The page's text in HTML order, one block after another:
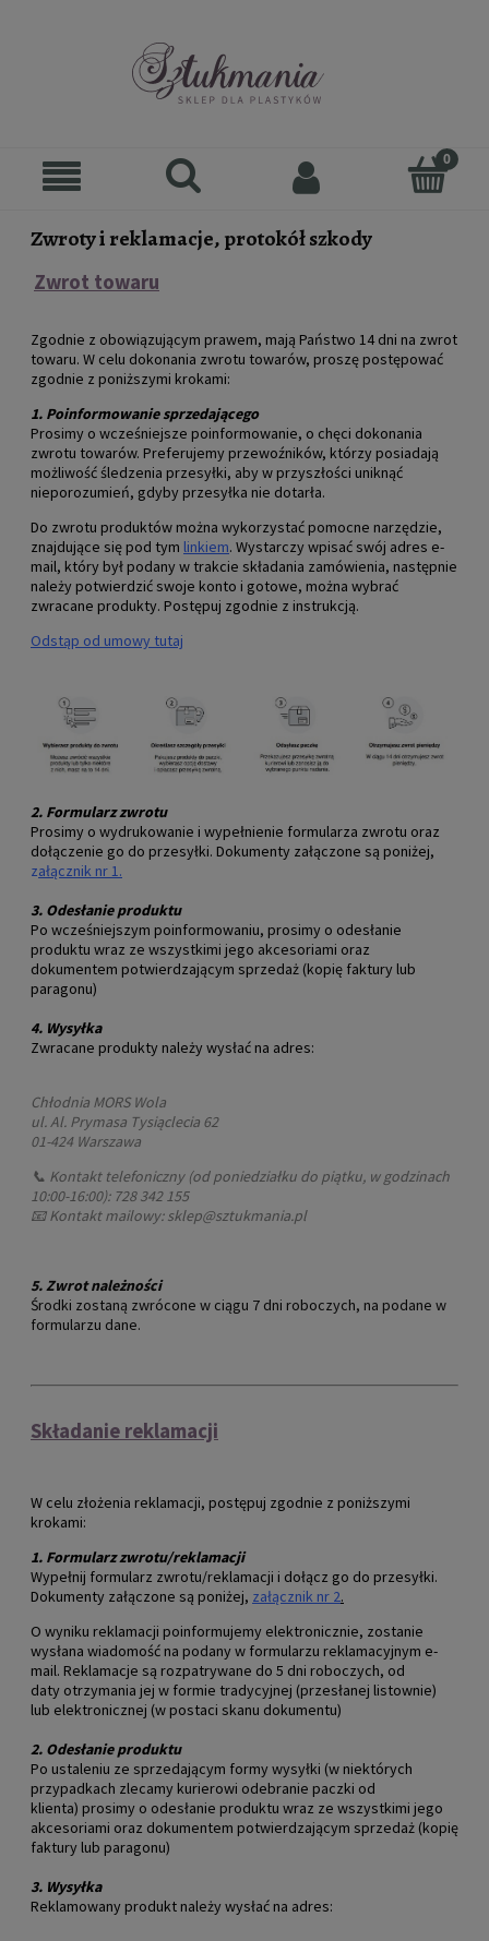
Zwroty i reklamacje, protokół szkody
Zwrot towaru
Zgodnie z obowiązującym prawem, mają Państwo 14 dni na zwrot
towaru. W celu dokonania zwrotu towarów, proszę postępować
zgodnie z poniższymi krokami:
1. Poinformowanie sprzedającego
Prosimy o wcześniejsze poinformowanie, o chęci dokonania
zwrotu towarów. Preferujemy przewoźników, którzy posiadają
możliwość śledzenia przesyłki, aby w przyszłości uniknąć
nieporozumień, gdyby przesyłka nie dotarła.
Do zwrotu produktów można wykorzystać pomocne narzędzie,
znajdujące się pod tym linkiem. Wystarczy wpisać swój adres e-
mail, który był podany w trakcie składania zamówienia, następnie
należy potwierdzić swoje konto i gotowe, można wybrać
zwracane produkty. Postępuj zgodnie z instrukcją.
Odstąp od umowy tutaj
2. Formularz zwrotu
Prosimy o wydrukowanie i wypełnienie formularza zwrotu oraz
dołączenie go do przesyłki. Dokumenty załączone są poniżej,
załącznik nr 1.
3. Odesłanie produktu
Po wcześniejszym poinformowaniu, prosimy o odesłanie
produktu wraz ze wszystkimi jego akcesoriami oraz
dokumentem potwierdzającym sprzedaż (kopię faktury lub
paragonu)
4. Wysyłka
Zwracane produkty należy wysłać na adres:
Chłodnia MORS Wola
ul. Al. Prymasa Tysiąclecia 62
01-424 Warszawa
📞 Kontakt telefoniczny (od poniedziałku do piątku, w godzinach
10:00-16:00): 728 342 155
📧 Kontakt mailowy: sklep@sztukmania.pl
5.Zwrot należności
Środki zostaną zwrócone w ciągu 7 dni roboczych, na podane w
formularzu dane.
Składanie reklamacji
W celu złożenia reklamacji, postępuj zgodnie z poniższymi
krokami:
1. Formularz zwrotu/reklamacji
Wypełnij formularz zwrotu/reklamacji i dołącz go do przesyłki.
Dokumenty załączone są poniżej, załącznik nr 2.
O wyniku reklamacji poinformujemy elektronicznie, zostanie
wysłana wiadomość na podany w formularzu reklamacyjnym e-
mail. Reklamacje są rozpatrywane do 5 dni roboczych, od
daty otrzymania jej w formie tradycyjnej (przesłanej listownie)
lub elektronicznej (w postaci skanu dokumentu)
2. Odesłanie produktu
Po ustaleniu ze sprzedającym formy wysyłki (w niektórych
przypadkach zlecamy kurierowi odebranie paczki od
klienta) prosimy o odesłanie produktu wraz ze wszystkimi jego
akcesoriami oraz dokumentem potwierdzającym sprzedaż (kopię
faktury lub paragonu)
3. Wysyłka
Reklamowany produkt należy wysłać na adres: